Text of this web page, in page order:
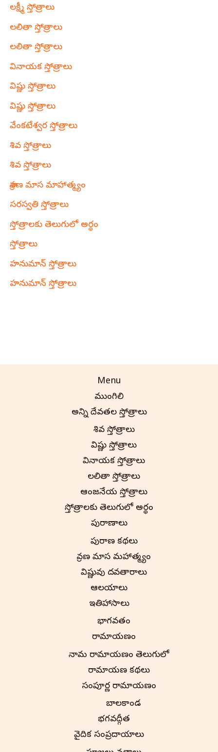
లక్ష్మీ స్తోత్రాలు
లలితా స్తోత్రాలు
లలితా స్తోత్రాలు
వినాయక స్తోత్రాలు
విష్ణు స్తోత్రాలు
విష్ణు స్తోత్రాలు
వేంకటేశ్వర స్తోత్రాలు
శివ స్తోత్రాలు
శివ స్తోత్రాలు
శ్రావణ మాస మాహాత్మ్యం
సరస్వతి స్తోత్రాలు
స్తోత్రాలకు తెలుగులో అర్థం
స్తోత్రాలు
హనుమాన్ స్తోత్రాలు
హనుమాన్ స్తోత్రాలు
Menu
ముంగిలి
అన్ని దేవతల స్తోత్రాలు
శివ స్తోత్రాలు
విష్ణు స్తోత్రాలు
వినాయక స్తోత్రాలు
లలితా స్తోత్రాలు
ఆంజనేయ స్తోత్రాలు
స్తోత్రాలకు తెలుగులో అర్థం
పురాణాలు
పురాణ కథలు
శ్రావణ మాస మహాత్మ్యం
విష్ణువు దశావతారాలు
ఆలయాలు
ఇతిహాసాలు
భాగవతం
రామాయణం
నామ రామాయణం తెలుగులో
రామాయణ కథలు
సంపూర్ణ రామాయణం
బాలకాండ
భగవద్గీత
వైదిక సంప్రదాయాలు